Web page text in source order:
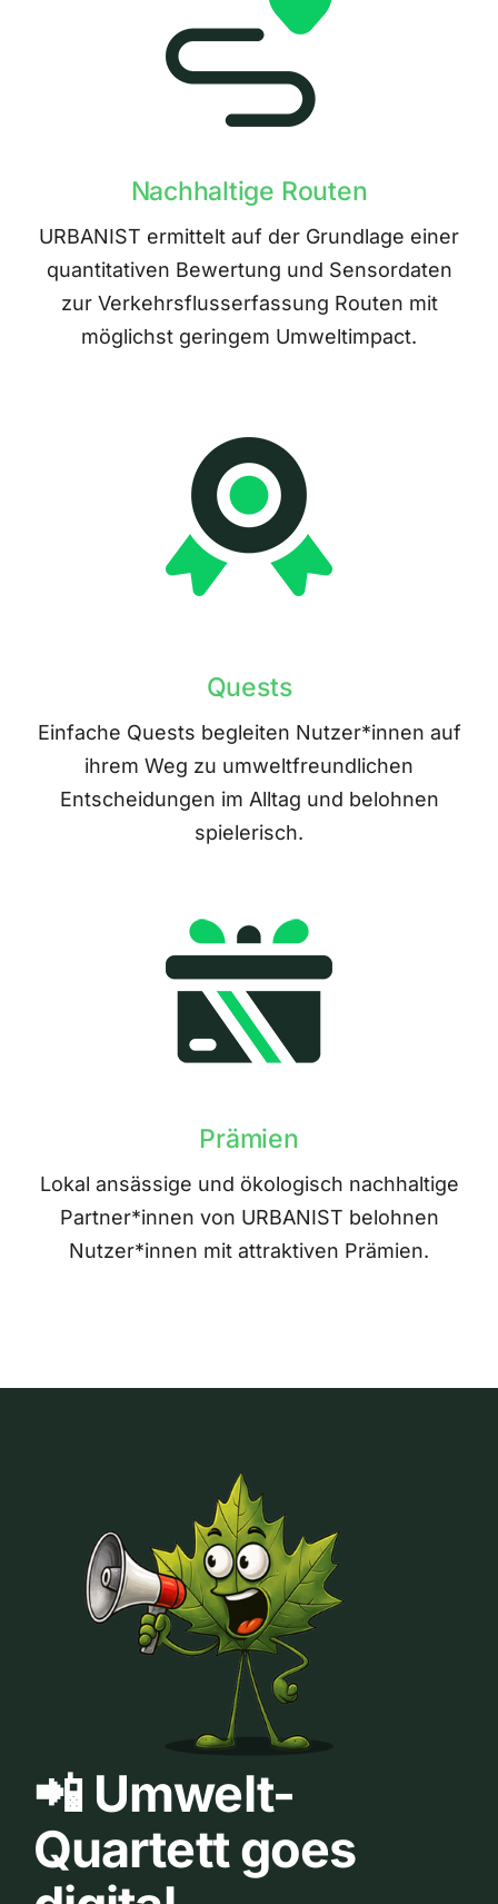
Nachhaltige Routen
URBANIST ermittelt auf der Grundlage einer
quantitativen Bewertung und Sensordaten
zur Verkehrsflusserfassung Routen mit
möglichst geringem Umweltimpact.
Quests
Einfache Quests begleiten Nutzer*innen auf
ihrem Weg zu umweltfreundlichen
Entscheidungen im Alltag und belohnen
spielerisch.
Prämien
Lokal ansässige und ökologisch nachhaltige
Partner*innen von URBANIST belohnen
Nutzer*innen mit attraktiven Prämien.
📲 Umwelt-
Quartett goes